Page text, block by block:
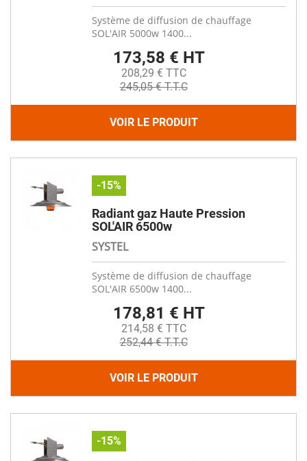
Système de diffusion de chauffage
SOL'AIR 5000w 1400...
173,58 € HT
208,29 € TTC
245,05 € T.T.C
VOIR LE PRODUIT
-15%
Radiant gaz Haute Pression
SOL'AIR 6500w
SYSTEL
Système de diffusion de chauffage
SOL'AIR 6500w 1400...
178,81 € HT
214,58 € TTC
252,44 € T.T.C
VOIR LE PRODUIT
-15%